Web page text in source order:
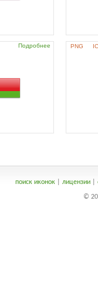
Подробнее PNG
поиск иконок| лицензии|
©